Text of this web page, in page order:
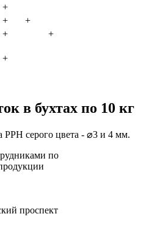
+
+
+
+
+
+
в бухтах по 10 кг
серого цвета - ⌀3 и 4 мм.
по
проспект